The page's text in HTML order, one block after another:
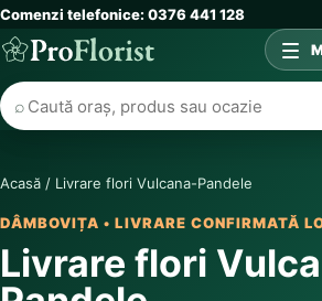
Comenzi telefonice: 0376 441 128
⌕
Acasă / Livrare flori Vulcana-Pandele
DÂMBOVIȚA • LIVRARE CONFIRMATĂ
Livrare flori